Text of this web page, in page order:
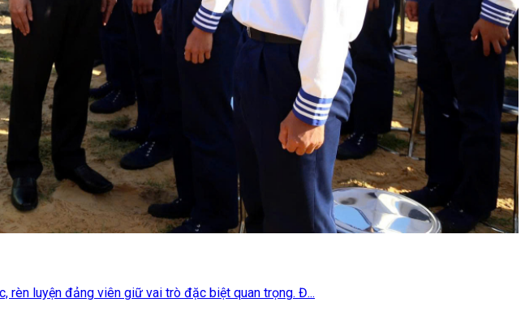
rèn luyện đảng viên giữ vai trò đặc biệt quan trọng. Đ...